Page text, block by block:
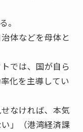
。
体などを母体と
では、国が自ら
化を主導してい
なければ、本気
」（港湾経済課